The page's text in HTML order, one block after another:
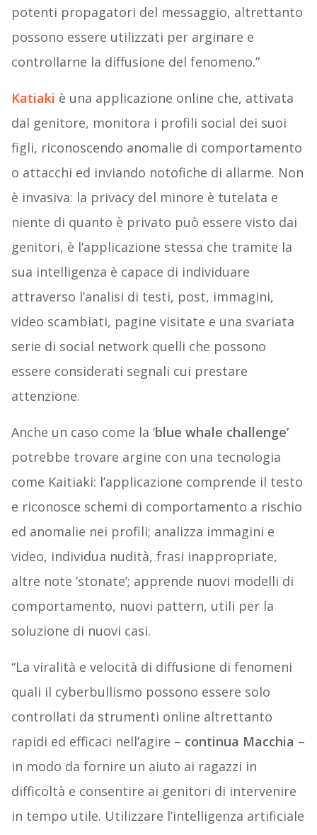
potenti propagatori del messaggio, altrettanto
possono essere utilizzati per arginare e
controllarne la diffusione del fenomeno.”
Katiaki è una applicazione online che, attivata
dal genitore, monitora i profili social dei suoi
figli, riconoscendo anomalie di comportamento
o attacchi ed inviando notofiche di allarme. Non
è invasiva: la privacy del minore è tutelata e
niente di quanto è privato può essere visto dai
genitori, è l’applicazione stessa che tramite la
sua intelligenza è capace di individuare
attraverso l’analisi di testi, post, immagini,
video scambiati, pagine visitate e una svariata
serie di social network quelli che possono
essere considerati segnali cui prestare
attenzione.
Anche un caso come la ‘blue whale challenge’
potrebbe trovare argine con una tecnologia
come Kaitiaki: l’applicazione comprende il testo
e riconosce schemi di comportamento a rischio
ed anomalie nei profili; analizza immagini e
video, individua nudità, frasi inappropriate,
altre note ‘stonate’; apprende nuovi modelli di
comportamento, nuovi pattern, utili per la
soluzione di nuovi casi.
“La viralità e velocità di diffusione di fenomeni
quali il cyberbullismo possono essere solo
controllati da strumenti online altrettanto
rapidi ed efficaci nell’agire – continua Macchia –
in modo da fornire un aiuto ai ragazzi in
difficoltà e consentire ai genitori di intervenire
in tempo utile. Utilizzare l’intelligenza artificiale